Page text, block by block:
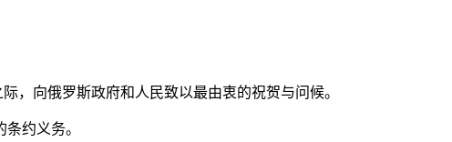
，向俄罗斯政府和人民致以最由衷的祝贺与问候。
约义务。